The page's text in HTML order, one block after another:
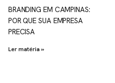
BRANDING EM CAMPINAS:
POR QUE SUA EMPRESA
PRECISA
Ler matéria »